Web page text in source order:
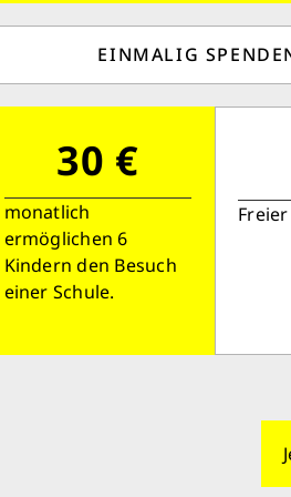
EINMALIG
30 €
monatlich
ermöglichen 6
Kindern den Besuch
einer Schule.